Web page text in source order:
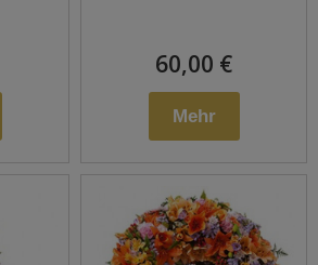
60,00 €
Mehr